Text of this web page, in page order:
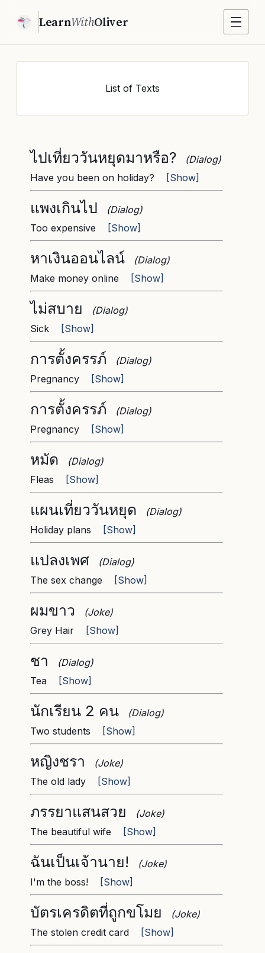
LearnWithOliver
List of Texts
ไปเที่ยววันหยุดมาหรือ?
(Dialog)
Have you been on holiday?
[Show]
แพงเกินไป
(Dialog)
Too expensive
[Show]
หาเงินออนไลน์
(Dialog)
Make money online
[Show]
ไม่สบาย
(Dialog)
Sick
[Show]
การตั้งครรภ์
(Dialog)
Pregnancy
[Show]
การตั้งครรภ์
(Dialog)
Pregnancy
[Show]
หมัด
(Dialog)
Fleas
[Show]
แผนเที่ยววันหยุด
(Dialog)
Holiday plans
[Show]
แปลงเพศ
(Dialog)
The sex change
[Show]
ผมขาว
(Joke)
Grey Hair
[Show]
ชา
(Dialog)
Tea
[Show]
นักเรียน 2 คน
(Dialog)
Two students
[Show]
หญิงชรา
(Joke)
The old lady
[Show]
ภรรยาแสนสวย
(Joke)
The beautiful wife
[Show]
ฉันเป็นเจ้านาย!
(Joke)
I'm the boss!
[Show]
บัตรเครดิตที่ถูกขโมย
(Joke)
The stolen credit card
[Show]